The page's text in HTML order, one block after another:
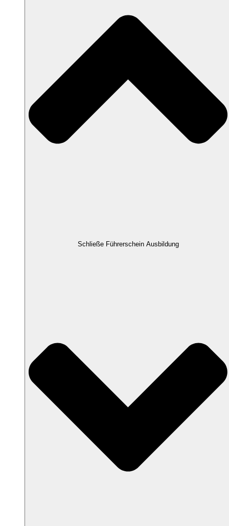
Schließe Führerschein Ausbildung